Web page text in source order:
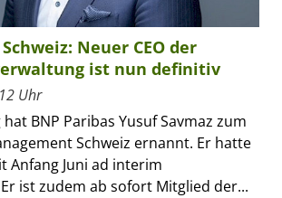
Neuer CEO der
ist nun definitiv
Uhr
BNP Paribas Yusuf Savmaz zum
Schweiz ernannt. Er hatte
Anfang Juni ad interim
ist zudem ab sofort Mitglied der...